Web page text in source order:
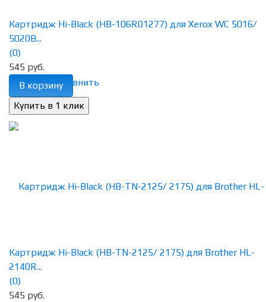
избранное сравнить
Картридж Hi-Black (HB-106R01277) для Xerox WC 5016/
5020B...
(0)
545 руб.
В корзину
Картридж Hi-Black (HB-TN-2125/ 2175) для Brother HL-
2140R...
(0)
545 руб.